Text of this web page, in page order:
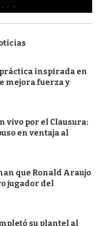
inspirada en
mejora fuerza y
vivo por el Clausura:
en ventaja al
que Ronald Araujo
jugador del
su plantel al